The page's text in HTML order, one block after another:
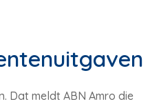
Dat meldt ABN Amro die